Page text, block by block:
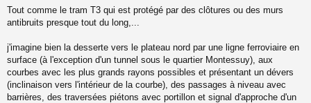
g
n
o
u
Tout comme le tram T3 qui est protégé par des clôtures ou des murs
antibruits presque tout du long,...
j'imagine bien la desserte vers le plateau nord par une ligne ferroviaire en
surface (à l'exception d'un tunnel sous le quartier Montessuy), aux
courbes avec les plus grands rayons possibles et présentant un dévers
(inclinaison vers l'intérieur de la courbe), des passages à niveau avec
barrières, des traversées piétons avec portillon et signal d'approche d'un